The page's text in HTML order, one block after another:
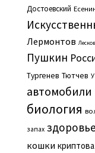
Достоевский
Лермонтов Лесков
Пушкин
Тургенев Тютчев
автомобили
биология
запах здоровье
кошки